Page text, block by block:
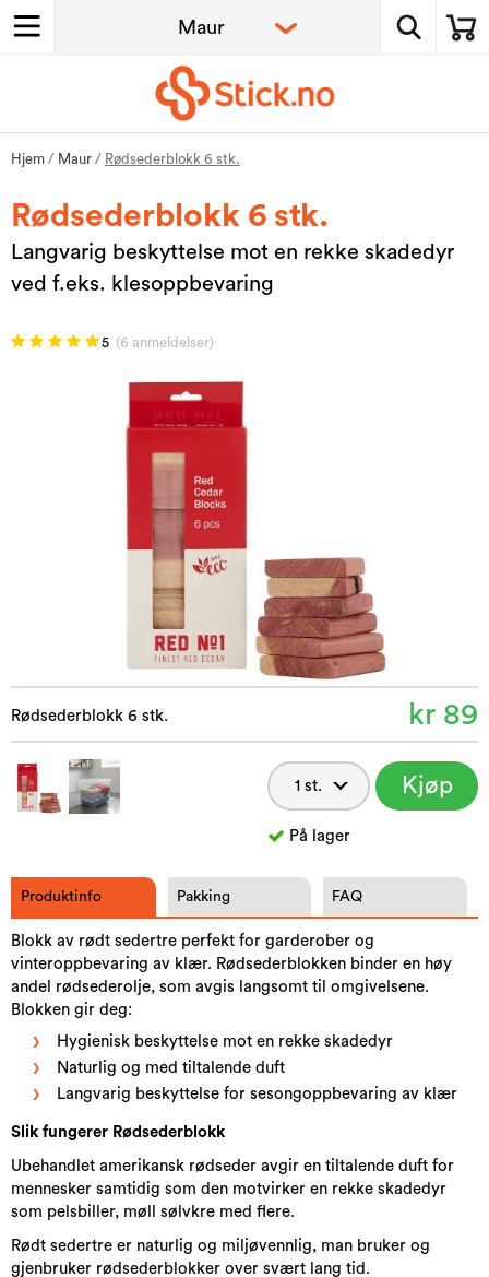
Hjem / Maur / Rødsederblokk 6 stk.
Rødsederblokk 6 stk.
Langvarig beskyttelse mot en rekke skadedyr
ved f.eks. klesoppbevaring
5 (6 anmeldelser)
Rødsederblokk 6 stk. kr 89
Kjøp
På lager
Produktinfo Pakking FAQ
Blokk av rødt sedertre perfekt for garderober og
vinteroppbevaring av klær. Rødsederblokken binder en høy
andel rødsederolje, som avgis langsomt til omgivelsene.
Blokken gir deg:
Hygienisk beskyttelse mot en rekke skadedyr
Naturlig og med tiltalende duft
Langvarig beskyttelse for sesongoppbevaring av klær
Slik fungerer Rødsederblokk​
Ubehandlet amerikansk rødseder avgir en tiltalende duft for
mennesker samtidig som den motvirker en rekke skadedyr
som pelsbiller, møll sølvkre med flere.
Rødt sedertre er naturlig og miljøvennlig, man bruker og
gjenbruker rødsederblokker over svært lang tid.